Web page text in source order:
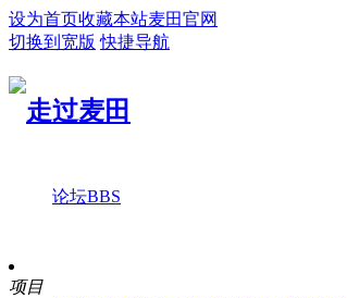
设为首页收藏本站麦田官网
切换到宽版 快捷导航
论坛BBS
项目